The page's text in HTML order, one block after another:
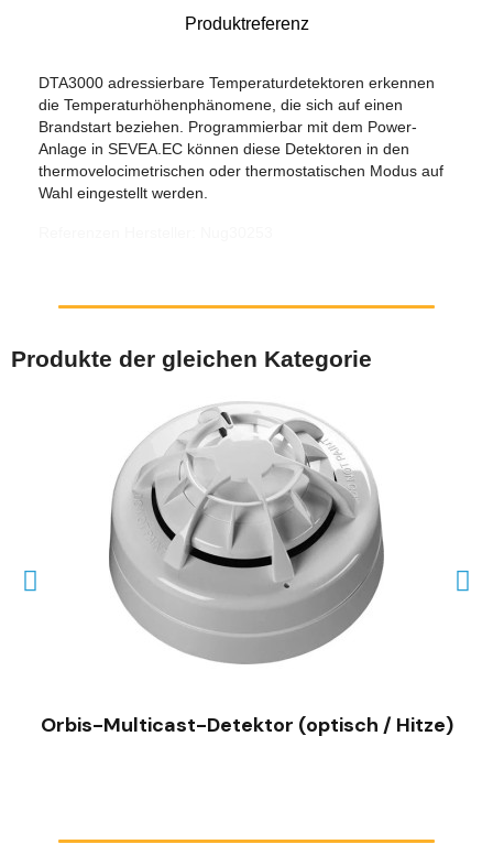
Produktreferenz
DTA3000 adressierbare Temperaturdetektoren erkennen
die Temperaturhöhenphänomene, die sich auf einen
Brandstart beziehen. Programmierbar mit dem Power-
Anlage in SEVEA.EC können diese Detektoren in den
thermovelocimetrischen oder thermostatischen Modus auf
Wahl eingestellt werden.
Produkte der gleichen Kategorie
SCHNELLANSICHT
Orbis-Multicast-Detektor (optisch / Hitze)